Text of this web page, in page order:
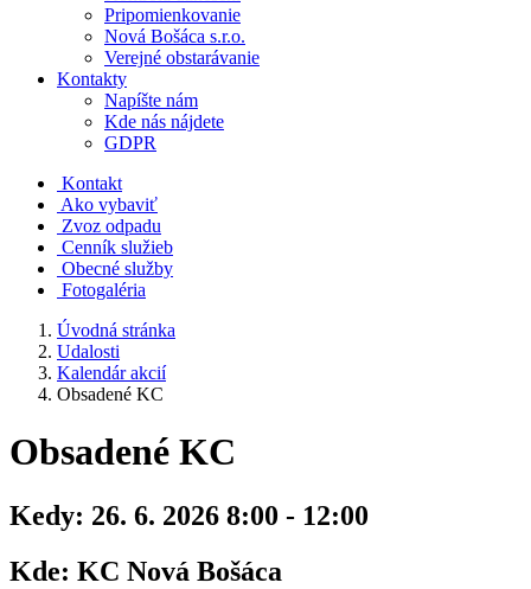
Pripomienkovanie
Nová Bošáca s.r.o.
Verejné obstarávanie
Kontakty
Napíšte nám
Kde nás nájdete
GDPR
Kontakt
Ako vybaviť
Zvoz odpadu
Cenník služieb
Obecné služby
Fotogaléria
Úvodná stránka
Udalosti
Kalendár akcií
Obsadené KC
Obsadené KC
Kedy: 26. 6. 2026 8:00 - 12:00
Kde: KC Nová Bošáca